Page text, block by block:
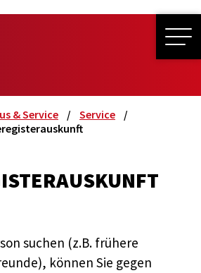
& Service
Service
suchen (z.B. frühere
können Sie gegen